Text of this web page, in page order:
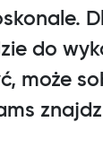
do
może